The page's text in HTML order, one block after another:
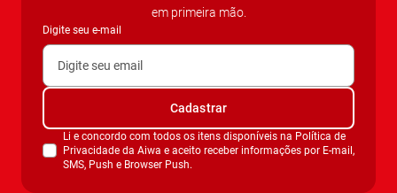
em primeira mão.
Digite seu e-mail
Cadastrar
Li e concordo com todos os itens disponíveis na Política de
Privacidade da Aiwa e aceito receber informações por E-mail,
SMS, Push e Browser Push.